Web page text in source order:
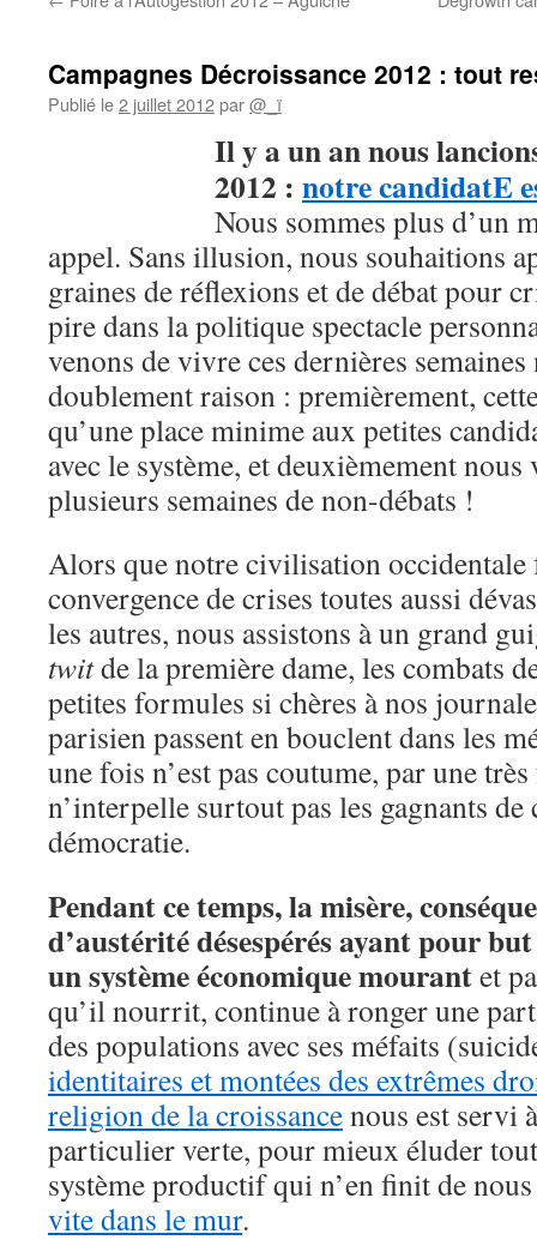
Campagnes Décroissance 2012 : tout
Publié le2 juillet 2012par@_ï
Ily a un an nous
2012 : notre candidatE
Nous sommes plus d’un
appel. Sans illusion, nous souhaitions
graines de réflexions et de débat pour
pire dans la politique spectacle
venons de vivre ces dernières
doublement raison : premièrement,
qu’une place minime aux petites
avec le système, et deuxièmement
plusieurs semaines de non-débats !
Alors que notre civilisation occidentale
convergence de crises toutes aussi
les autres, nous assistons à un grand
twitde la première dame, les combats
petites formules si chères à nos
parisien passent en bouclent dans les
une fois n’est pas coutume, par une
n’interpelle surtout pas les gagnants de
démocratie.
Pendant ce temps, la misère,
d’austérité désespérés ayant pour
un système économique mourantet
qu’il nourrit, continue à ronger une
des populations avec ses méfaits
identitaires et montées des extrêmes
religion de la croissancenous est servi
particulier verte, pour mieux éluder
système productif qui n’en finit de
vite dans le mur.